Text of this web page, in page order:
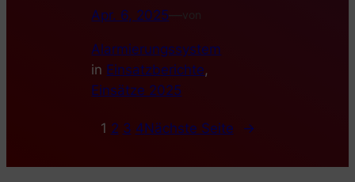
Apr. 6, 2025—von
Alarmierungssystem
in Einsatzberichte
Einsätze 2025
1 2 3 4Nächste Seite →